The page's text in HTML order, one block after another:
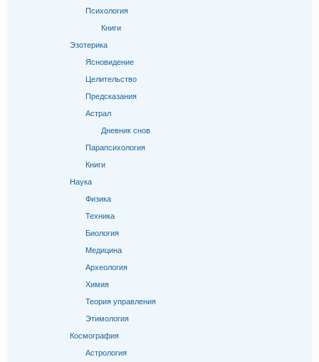
Психология
Книги
Эзотерика
Ясновидение
Целительство
Предсказания
Астрал
Дневник снов
Парапсихология
Книги
Наука
Физика
Техника
Биология
Медицина
Археология
Химия
Теория управления
Этимология
Космография
Астрология